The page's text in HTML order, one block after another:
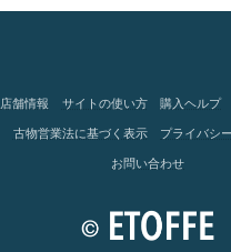
店舗情報 サイトの使い方 購入ヘルプ
古物営業法に基づく表示 プライバシ
お問い合わせ